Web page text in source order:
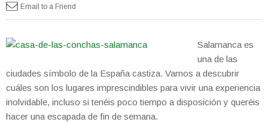
Email to a Friend
Salamanca es
una de las
ciudades símbolo de la España castiza. Vamos a descubrir
cuáles son los lugares imprescindibles para vivir una experiencia
inolvidable, incluso si tenéis poco tiempo a disposición y queréis
hacer una escapada de fin de semana.